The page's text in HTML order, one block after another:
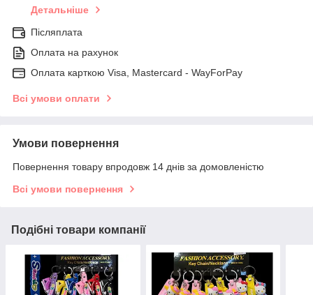
Детальніше
Післяплата
Оплата на рахунок
Оплата карткою Visa, Mastercard - WayForPay
Всі умови оплати
Умови повернення
Повернення товару впродовж 14 днів за домовленістю
Всі умови повернення
Подібні товари компанії